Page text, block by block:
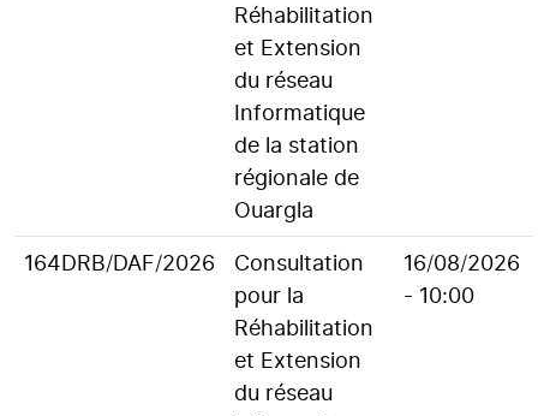
Réhabilitation
et Extension
du réseau
Informatique
de la station
régionale de
Ouargla
164DRB/DAF/2026
Consultation
pour la
Réhabilitation
et Extension
du réseau
16/08/2026
- 10:00